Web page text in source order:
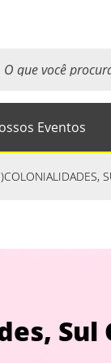
Eventos
Sul